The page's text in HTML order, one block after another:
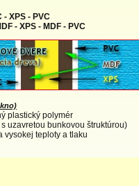
- XPS - PVC
- XPS - MDF - PVC
plastický polymér
uzavretou bunkovou štruktúrou)
vysokej teploty a tlaku